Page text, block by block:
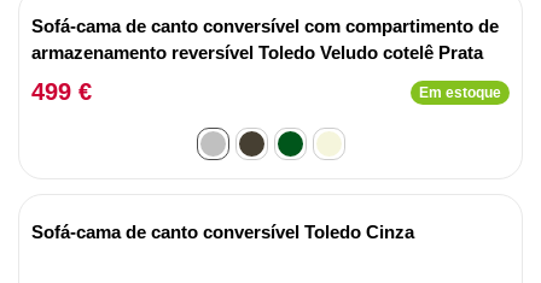
Sofá-cama de canto conversível com compartimento de
armazenamento reversível Toledo Veludo cotelê Prata
499 € Em estoque
Sofá-cama de canto conversível Toledo Cinza